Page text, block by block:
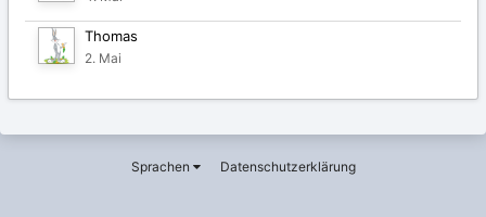
Thomas
2. Mai
Sprachen Datenschutzerklärung